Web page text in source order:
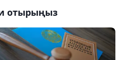
отырыңыз